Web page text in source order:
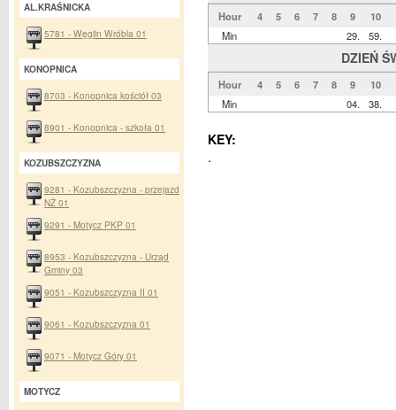
Hour 4 5 6 7 8 9 10
Min
29. 59.
DZIEŃ
Hour 4 5 6 7 8 9 10
Min
04. 38.
KEY:
.
AL.KRAŚNICKA
5781 - Węglin Wróbla 01
KONOPNICA
8703 - Konopnica kościół 03
8901 - Konopnica - szkoła 01
KOZUBSZCZYZNA
9281 - Kozubszczyzna - przejazd
NŻ 01
9291 - Motycz PKP 01
8953 - Kozubszczyzna - Urząd
Gminy 03
9051 - Kozubszczyzna II 01
9061 - Kozubszczyzna 01
9071 - Motycz Góry 01
MOTYCZ